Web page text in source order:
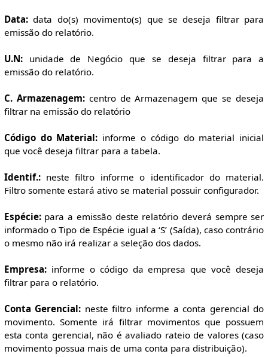
Data:data do(s) movimento(s) que se deseja filtrar para
emissão do relatório.
U.N:unidade de Negócio que se deseja filtrar para a
emissão do relatório.
C. Armazenagem:centro de Armazenagem que se deseja
filtrar na emissão do relatório
Código do Material: informe o código do material inicial
que você deseja filtrar para a tabela.
Identif.:neste filtro informe o identificador do material.
Filtro somente estará ativo se material possuir configurador.
Espécie:para a emissão deste relatório deverá sempre ser
informado o Tipo de Espécie igual a ‘S’ (Saída), caso contrário
o mesmo não irá realizar a seleção dos dados.
Empresa:informe o código da empresa que você deseja
filtrar para o relatório.
Conta Gerencial: neste filtro informe a conta gerencial do
movimento. Somente irá filtrar movimentos que possuem
esta conta gerencial, não é avaliado rateio de valores (caso
movimento possua mais de uma conta para distribuição).